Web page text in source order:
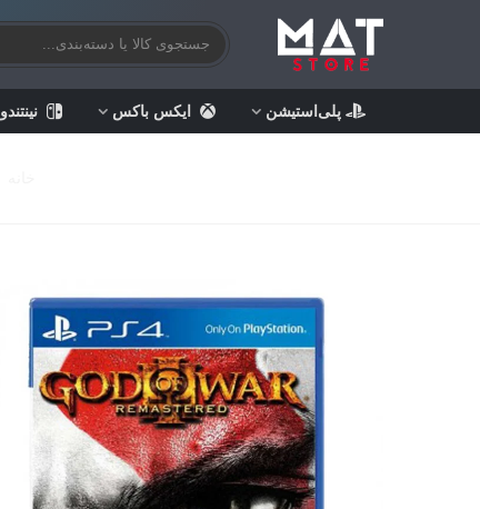
پلی‌استیشن ایکس باکس نینتندو